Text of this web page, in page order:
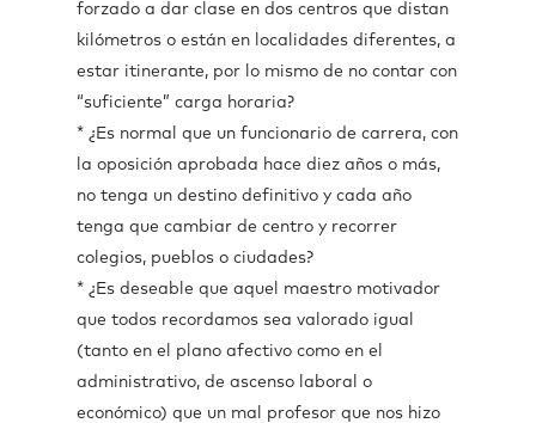
forzado a dar clase en dos centros que distan
kilómetros o están en localidades diferentes, a
estar itinerante, por lo mismo de no contar con
“suficiente” carga horaria?
* ¿Es normal que un funcionario de carrera, con
la oposición aprobada hace diez años o más,
no tenga un destino definitivo y cada año
tenga que cambiar de centro y recorrer
colegios, pueblos o ciudades?
* ¿Es deseable que aquel maestro motivador
que todos recordamos sea valorado igual
(tanto en el plano afectivo como en el
administrativo, de ascenso laboral o
económico) que un mal profesor que nos hizo